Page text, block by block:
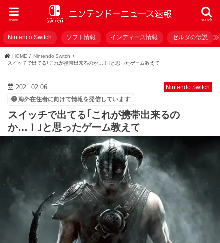
search
menu
Nintendo Switch ソフト情報 インディーズ情報 ゼルダの伝説
HOME
Nintendo Switch
スイッチで出てる｢これが携帯出来るのか…！｣と思ったゲーム教えて
Nintendo Switch
2021.02.06
海外在住者に向けて情報を発信しています
スイッチで出てる｢これが携帯出来るの
か…！｣と思ったゲーム教えて